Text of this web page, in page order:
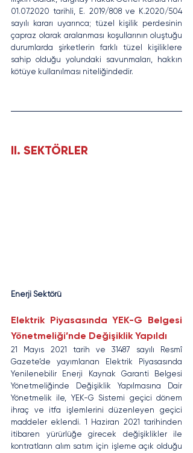
01.07.2020 tarihli, E. 2019/808 ve K.2020/504
sayılı kararı uyarınca; tüzel kişilik perdesinin
çapraz olarak aralanması koşullarının oluştuğu
durumlarda şirketlerin farklı tüzel kişiliklere
sahip olduğu yolundaki savunmaları, hakkın
kötüye kullanılması niteliğindedir.
II. SEKTÖRLER
Enerji Sektörü
Elektrik Piyasasında YEK-G Belgesi
Yönetmeliği’nde Değişiklik Yapıldı
21 Mayıs 2021 tarih ve 31487 sayılı Resmî
Gazete’de yayımlanan Elektrik Piyasasında
Yenilenebilir Enerji Kaynak Garanti Belgesi
Yönetmeliğinde Değişiklik Yapılmasına Dair
Yönetmelik ile, YEK-G Sistemi geçici dönem
ihraç ve itfa işlemlerini düzenleyen geçici
maddeler eklendi. 1 Haziran 2021 tarihinden
itibaren yürürlüğe girecek değişiklikler ile
kontratların alım satım için işleme açık olduğu